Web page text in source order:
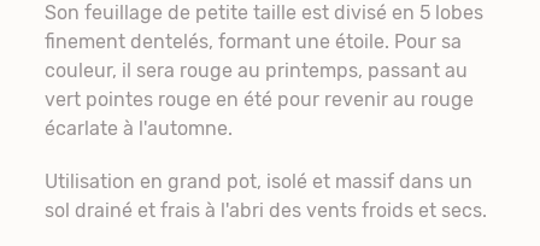
Son feuillage de petite taille est divisé en 5 lobes
finement dentelés, formant une étoile. Pour sa
couleur, il sera rouge au printemps, passant au
vert pointes rouge en été pour revenir au rouge
écarlate à l'automne.
Utilisation en grand pot, isolé et massif dans un
sol drainé et frais à l'abri des vents froids et secs.